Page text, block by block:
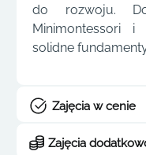
do rozwoju.
Minimontessori
solidne
Zajęcia w cenie
Zajęcia